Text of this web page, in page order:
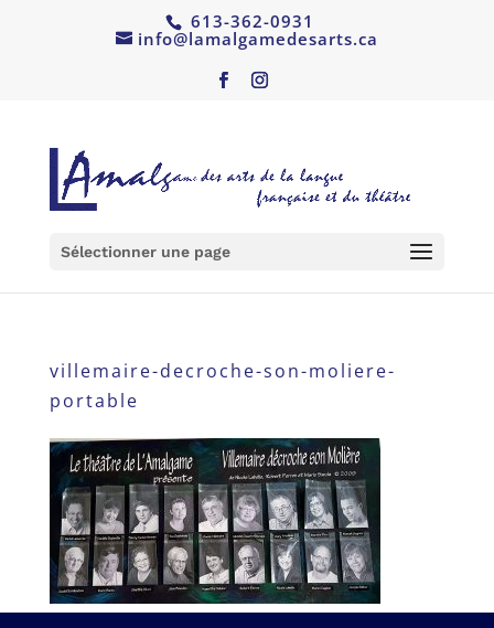
613-362-0931
info@lamalgamedesarts.ca
Sélectionner une page
villemaire-decroche-son-moliere-
portable